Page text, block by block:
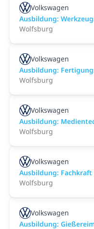
Volkswagen
Ausbildung:
Wolfsburg
Volkswagen
Ausbildung:
Wolfsburg
Volkswagen
Ausbildung:
Wolfsburg
Volkswagen
Ausbildung:
Wolfsburg
Volkswagen
Ausbildung: